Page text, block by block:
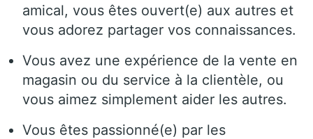
amical, vous êtes ouvert(e) aux autres et
vous adorez partager vos connaissances.
Vous avez une expérience de la vente en
magasin ou du service à la clientèle, ou
vous aimez simplement aider les autres.
Vous êtes passionné(e) par les